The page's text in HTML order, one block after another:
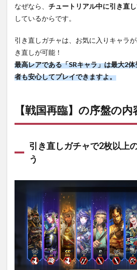
なぜなら、 チュートリアル中に引き直
しているからです。
引き直しガチャは、お気に入りキャラ
き直しが可能！
最高レアである「SRキャラ」は最大2
者も安心してプレイできますよ。
【戦国再臨】の序盤の内
引き直しガチャで2枚以上
う